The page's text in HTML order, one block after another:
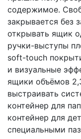
содержимое.
закрывается без
открывать ящик
ручки-выступы
soft-touch
и визуальные
ящики объёмов
выстраивать
контейнер для
контейнер для
специальными